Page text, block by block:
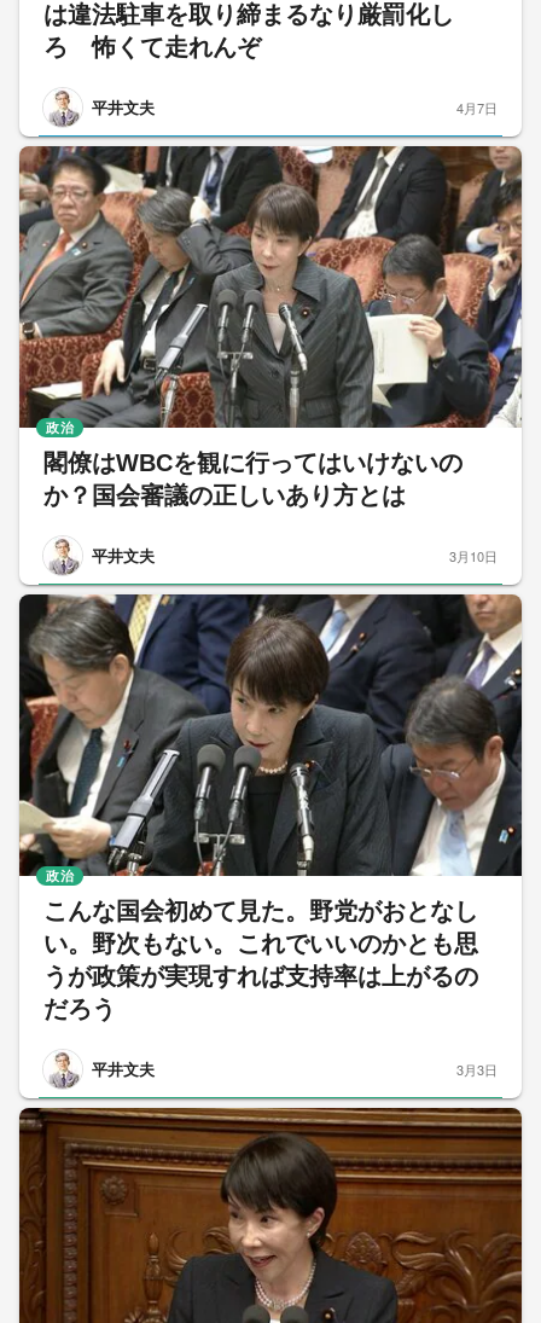
は違法駐車を取り締まるなり厳罰化し
ろ 怖くて走れんぞ
平井文夫 4月7日
閣僚はWBCを観に行ってはいけないの
か？国会審議の正しいあり方とは
平井文夫
政治
3月10日
こんな国会初めて見た。野党がおとなし
い。野次もない。これでいいのかとも思
うが政策が実現すれば支持率は上がるの
だろう
平井文夫
政治
3月3日